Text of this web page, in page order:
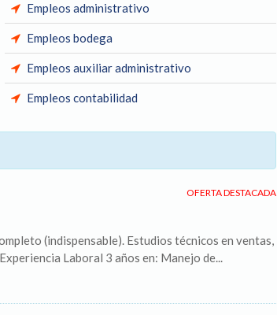
Empleos administrativo
Empleos bodega
Empleos auxiliar administrativo
Empleos contabilidad
OFERTA DESTACADA
(indispensable). Estudios técnicos en ventas,
Laboral 3 años en: Manejo de...